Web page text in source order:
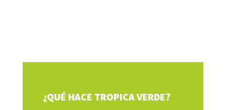
¿QUÉ HACE TROPICA VERDE?